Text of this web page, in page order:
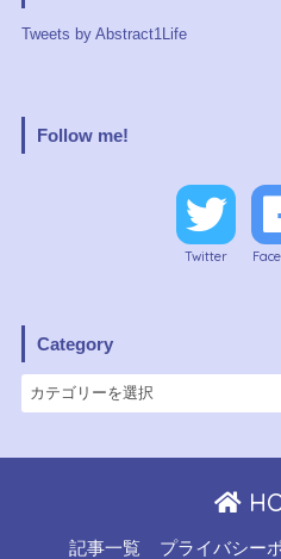
Tweets by Abstract1Life
Follow me!
Twitter
Category
記事一覧 プライバシー